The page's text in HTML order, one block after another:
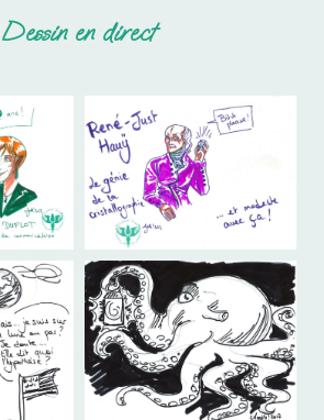
Dessin en direct